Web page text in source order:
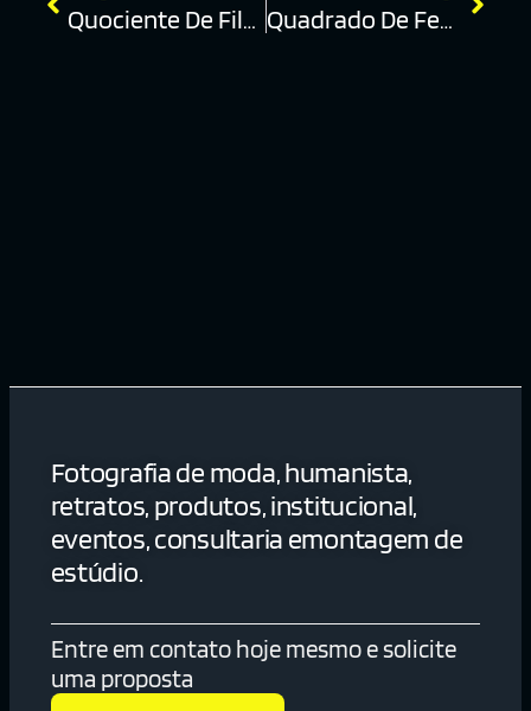
Quociente De Filme Quadrado De Feedback
Fotografia de moda, humanista,
retratos, produtos, institucional,
eventos, consultaria emontagem de
estúdio.
Entre em contato hoje mesmo e solicite
uma proposta